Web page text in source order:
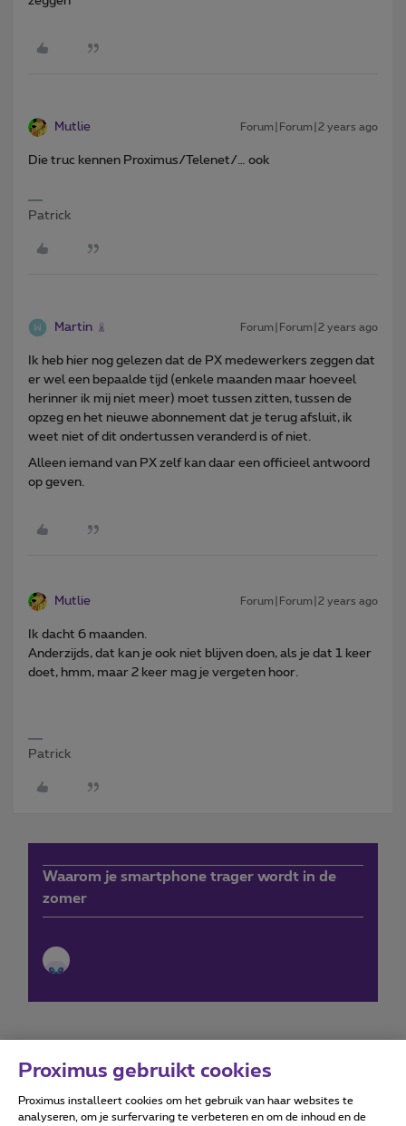
Mutlie Forum|Forum|2 years ago
Die truc kennen Proximus/Telenet/… ook
Patrick
Martin Forum|Forum|2 years ago
Ik heb hier nog gelezen dat de PX medewerkers zeggen dat
er wel een bepaalde tijd (enkele maanden maar hoeveel
herinner ik mij niet meer) moet tussen zitten, tussen de
opzeg en het nieuwe abonnement dat je terug afsluit, ik
weet niet of dit ondertussen veranderd is of niet.
Alleen iemand van PX zelf kan daar een officieel antwoord
op geven.
Mutlie Forum|Forum|2 years ago
Ik dacht 6 maanden.
Anderzijds, dat kan je ook niet blijven doen, als je dat 1 keer
doet, hmm, maar 2 keer mag je vergeten hoor.
Patrick
Waarom je smartphone trager wordt in de
zomer
Forumvoorwaarden Accessibility statement
Proximus gebruikt cookies
Proximus installeert cookies om het gebruik van haar websites te
analyseren, om je surfervaring te verbeteren en om de inhoud en de